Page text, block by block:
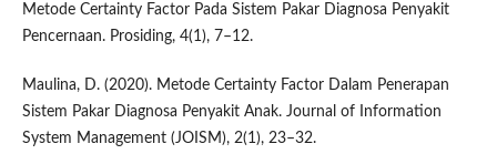
Metode Certainty Factor Pada Sistem Pakar Diagnosa Penyakit
Pencernaan. Prosiding, 4(1), 7–12.
Maulina, D. (2020). Metode Certainty Factor Dalam Penerapan
Sistem Pakar Diagnosa Penyakit Anak. Journal of Information
System Management (JOISM), 2(1), 23–32.